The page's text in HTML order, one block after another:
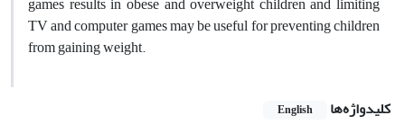
TV and computer games may be useful for preventing children
from gaining weight.
کلیدواژه‌ها English